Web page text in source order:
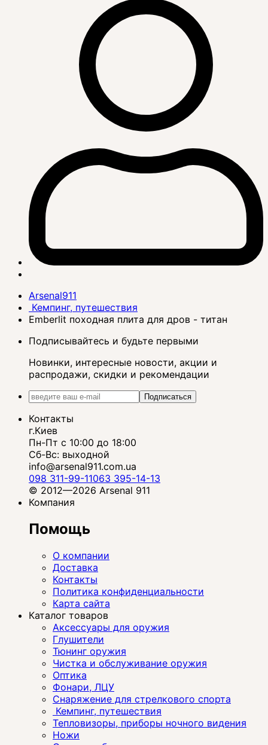
Arsenal911
Кемпинг, путешествия
Emberlit походная плита для дров - титан
Подписывайтесь и будьте первыми
Новинки, интересные новости, акции и
распродажи, скидки и рекомендации
Подписаться
Контакты
г.Киев
Пн-Пт с 10:00 до 18:00
Сб-Вс: выходной
info@arsenal911.com.ua
098 311-99-11063 395-14-13
© 2012—2026 Arsenal 911
Компания
Помощь
О компании
Доставка
Контакты
Политика конфиденциальности
Карта сайта
Каталог товаров
Аксессуары для оружия
Глушители
Тюнинг оружия
Чистка и обслуживание оружия
Оптика
Фонари, ЛЦУ
Снаряжение для стрелкового спорта
Кемпинг, путешествия
Тепловизоры, приборы ночного видения
Ножи